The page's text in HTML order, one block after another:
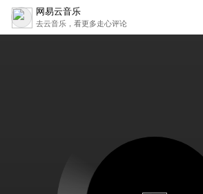
网易云音乐
去云音乐，看更多走心评论